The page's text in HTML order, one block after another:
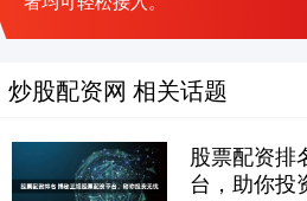
炒股配资网 相关话题
股票配资排
台，助你投